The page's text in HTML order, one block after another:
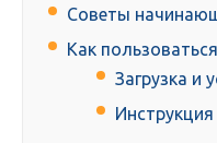
Советы
Как пользоваться
Загрузка и